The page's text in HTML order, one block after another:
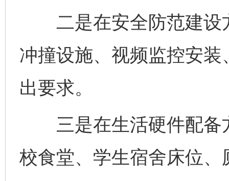
二是在安全防范建设
冲撞设施、视频监控安
出要求。
三是在生活硬件配备
校食堂、学生宿舍床位